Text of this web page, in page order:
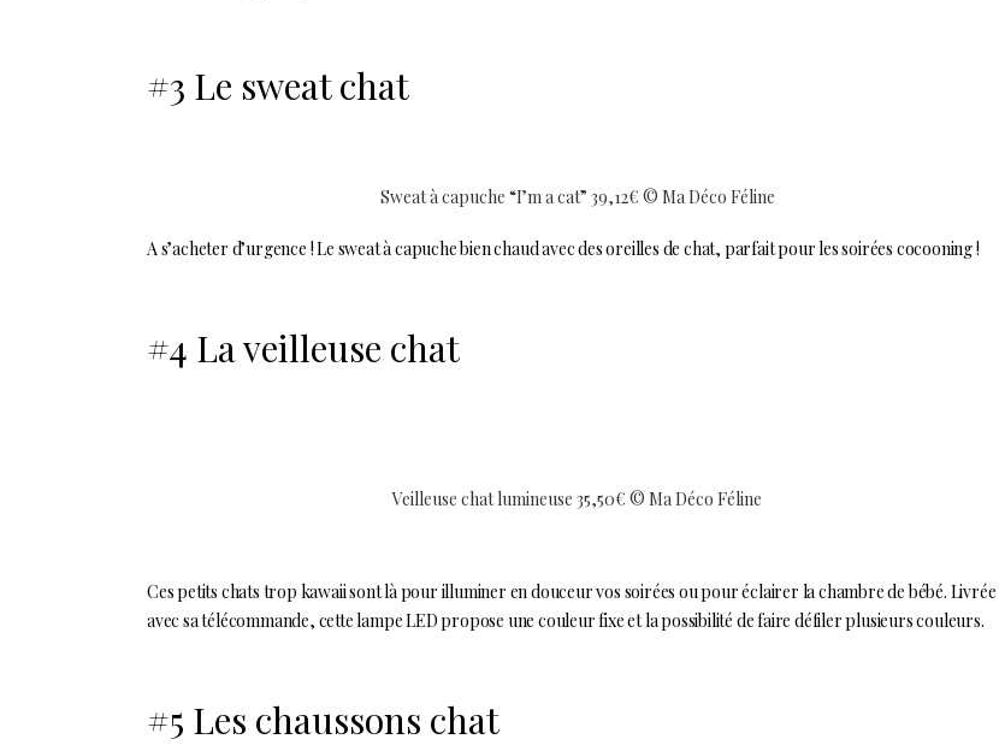
#3 Le sweat chat
Sweat à capuche “I’m a cat” 39,12€ © Ma Déco Féline
A s’acheter d’urgence ! Le sweat à capuche bien chaud avec des oreilles de chat, parfait pour les soirées cocooning !
#4 La veilleuse chat
Veilleuse chat lumineuse 35,50€ © Ma Déco Féline
Ces petits chats trop kawaii sont là pour illuminer en douceur vos soirées ou pour éclairer la chambre de bébé. Livrée
avec sa télécommande, cette lampe LED propose une couleur fixe et la possibilité de faire défiler plusieurs couleurs.
#5 Les chaussons chat